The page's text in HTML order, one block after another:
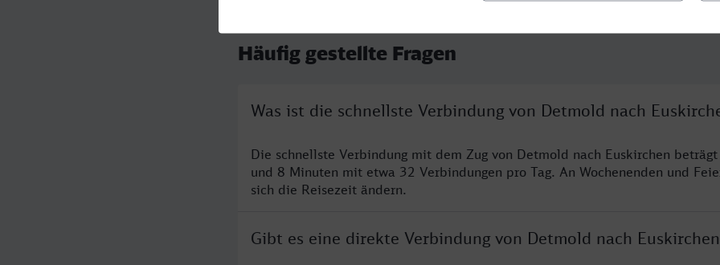
Häufig gestellte Fragen
Was ist die schnellste Verbindung von Detmold nach
Die schnellste Verbindung mit dem Zug von Detmold nach Euskirchen beträgt
und 8 Minuten mit etwa 32 Verbindungen pro Tag. An Wochenenden und
sich die Reisezeit ändern.
Gibt es eine direkte Verbindung von Detmold nach